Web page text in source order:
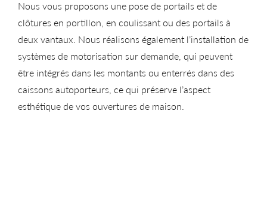
Nous vous proposons une pose de portails et de
clôtures en portillon, en coulissant ou des portails à
deux vantaux. Nous réalisons également l’installation de
systèmes de motorisation sur demande, qui peuvent
être intégrés dans les montants ou enterrés dans des
caissons autoporteurs, ce qui préserve l’aspect
esthétique de vos ouvertures de maison.